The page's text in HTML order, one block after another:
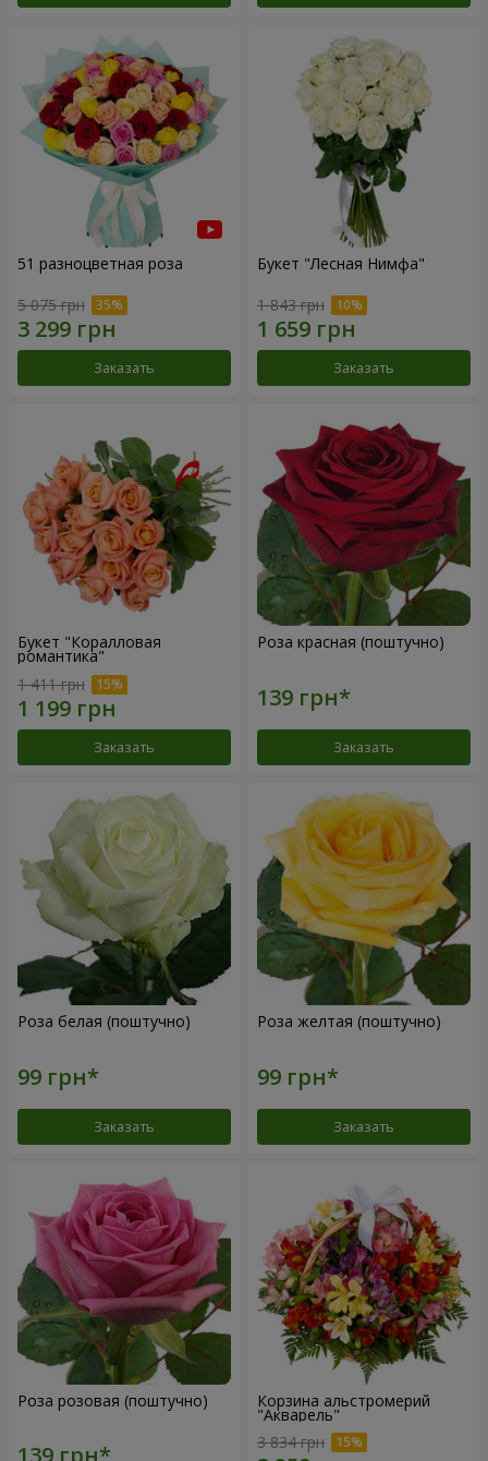
51 разноцветная роза
5 075 грн
Заказать
Букет "Лесная Нимфа"
1 843 грн
Заказать
Букет "Коралловая
романтика"
1 411 грн
Заказать
Роза красная (поштучно)
Заказать
Роза белая (поштучно)
Заказать
Роза желтая (поштучно)
Заказать
Роза розовая (поштучно) Корзина альстромерий
"Акварель"
3 834 грн